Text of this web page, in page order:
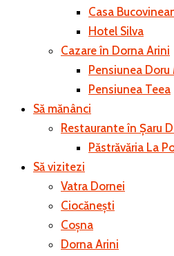
Casa
Hotel Silva
Cazare în Dorna Arini
Pensiunea
Pensiunea Teea
Să mănânci
Restaurante în Șaru
Păstrăvăria La
Să vizitezi
Vatra Dornei
Ciocănești
Coșna
Dorna Arini